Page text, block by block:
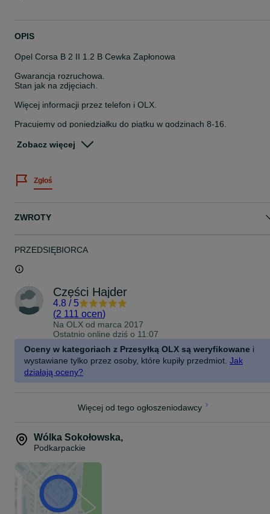
OPIS
Opel Corsa B 2 II 1.2 B Cewka Zapłonowa
Gwarancja rozruchowa.
Stan jak na zdjęciach.
Więcej informacji przez telefon i OLX.
Pracujemy od poniedziałku do piątku w godzinach 8-16.
kasacjahajder.pl
Zobacz więcej
Zgłoś
ZWROTY
PRZEDSIĘBIORCA
Części Hajder
4.8 / 5
(2 111 ocen)
Na OLX od marca 2017
Ostatnio online dziś o 11:07
Oceny w kategoriach z Przesyłką OLX są weryfikowane i
wystawiane tylko przez osoby, które kupiły przedmiot. Jak
działają oceny?
Więcej od tego ogłoszeniodawcy
Wólka Sokołowska,
Podkarpackie